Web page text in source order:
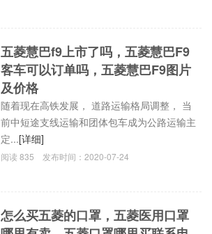
五菱慧巴f9上市了吗，五菱慧巴F9
客车可以订单吗，五菱慧巴F9图片
及价格
随着现在高铁发展， 道路运输格局调整， 当
前中短途支线运输和团体包车成为公路运输主
定...[详细]
阅读835 发布时间：2020-07-24
怎么买五菱的口罩，五菱医用口罩